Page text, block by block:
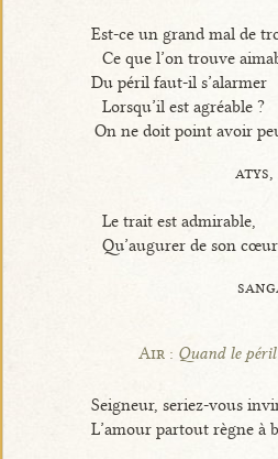
Est-ce un grand mal de
Ce que l’on trouve
Du péril faut-il s’alarmer
Lorsqu’il est agréable ?
On ne doit point avoir
atys,
Le trait est admirable,
Qu’augurer de son
Air : Quand le
Seigneur, seriez-vous
L’amour partout règne à